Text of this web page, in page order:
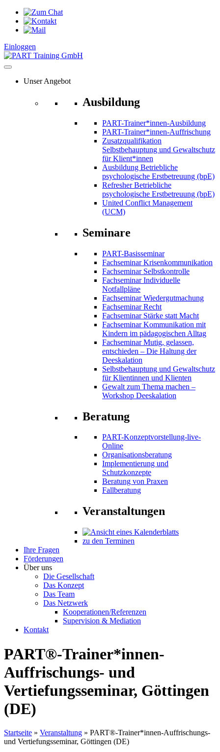
Zum
Inhalt
springen
Einloggen
Unser Angebot
Ausbildung
PART-Trainer*innen-Ausbildung
PART-Trainer*innen-Auffrischung
Zusatzqualifikation
Selbstbehauptung und Gewaltschutz
für Klient*innen
Ausbildung Betriebliche
psychologische Erstbetreuung (bpE)
Refresher Betriebliche
psychologische Erstbetreuung (bpE)
United Conflict Management
(UCM)
Seminare
PART-Basisseminar
Fachseminar Krisenkommunikation
Fachseminar Selbstkontrolle
Fachseminar Individuelle
Notfallpläne
Fachseminar Wiedergutmachung
Fachseminar Recht
Fachseminar Stärke statt Macht
Fachseminar Kommunikation mit
Kindern im pädagogischen Alltag
Fachseminar Mutig, gelassen,
entschieden – Die Haltung der
Deeskalation
Selbstbehauptung und Gewaltschutz
für Klientinnen und Klienten
Gewalt zum Thema machen –
Workshop Deeskalation
Beratung
PART-Konzeptvorstellung-live-
Online
Organisationsberatung
Implementierung und
Schutzkonzepte
Beratung von Praxen
Fallberatung
Veranstaltungen
zu den Terminen
Ihre Fragen
Förderungen
Über uns
Die Gesellschaft
Das Konzept
Das Team
Das Netzwerk
Kooperationen/Referenzen
Supervision & Mediation
Kontakt
PART®-Trainer*innen-
Auffrischungs- und
Vertiefungsseminar, Göttingen
(DE)
Startseite » Veranstaltung » PART®-Trainer*innen-Auffrischungs-
und Vertiefungsseminar, Göttingen (DE)